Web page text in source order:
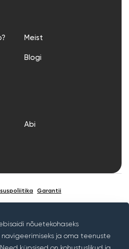
nõuetekohaseks
ja oma teenuste
Meist
Blogi
Abi
Garantii
Kõik õigused kaitstud